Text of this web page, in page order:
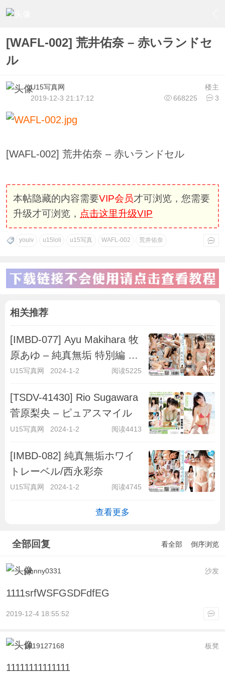
[WAFL-002] 荒井佑奈 – 赤いランドセ
ル
楼主
U15写真网
668225
3
2019-12-3 21:17:12
[WAFL-002] 荒井佑奈 – 赤いランドセル
本帖隐藏的内容需要VIP会员才可浏览，您需要
升级才可浏览， 点击这里升级VIP
youiv u15loli u15写真 WAFL-002 荒井佑奈
相关推荐
[IMBD-077] Ayu Makihara 牧
原あゆ – 純真無垢 特別編 ～
キラキラ彼女～
U15写真网 2024-1-2 阅读5225
[TSDV-41430] Rio Sugawara
菅原梨央 – ピュアスマイル
U15写真网 2024-1-2 阅读4413
[IMBD-082] 純真無垢ホワイ
トレーベル/西永彩奈
U15写真网 2024-1-2 阅读4745
查看更多
全部回复 看全部 倒序浏览
沙发
johnny0331
1111srfWSFGSDFdfEG
2019-12-4 18:55:52
板凳
1019127168
11111111111111